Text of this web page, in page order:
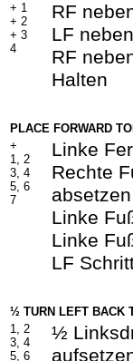
+ 1
+ 2
+ 3
4
RF
LF
RF
Halten
PLACE FORWARD
+
1, 2
3, 4
5, 6
7
Linke
Rechte
absetzen
Linke
Linke
LF
½ TURN LEFT BACK
1, 2
3, 4
5, 6
½